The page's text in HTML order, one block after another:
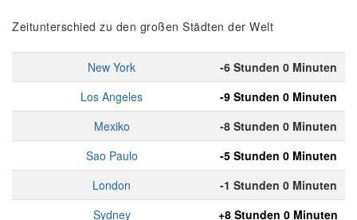
Zeitunterschied zu den großen Städten der Welt
New York
-6 Stunden 0 Minuten
Los Angeles
-9 Stunden 0 Minuten
Mexiko
-8 Stunden 0 Minuten
Sao Paulo
-5 Stunden 0 Minuten
London
-1 Stunden 0 Minuten
Sydney
+8 Stunden 0 Minuten